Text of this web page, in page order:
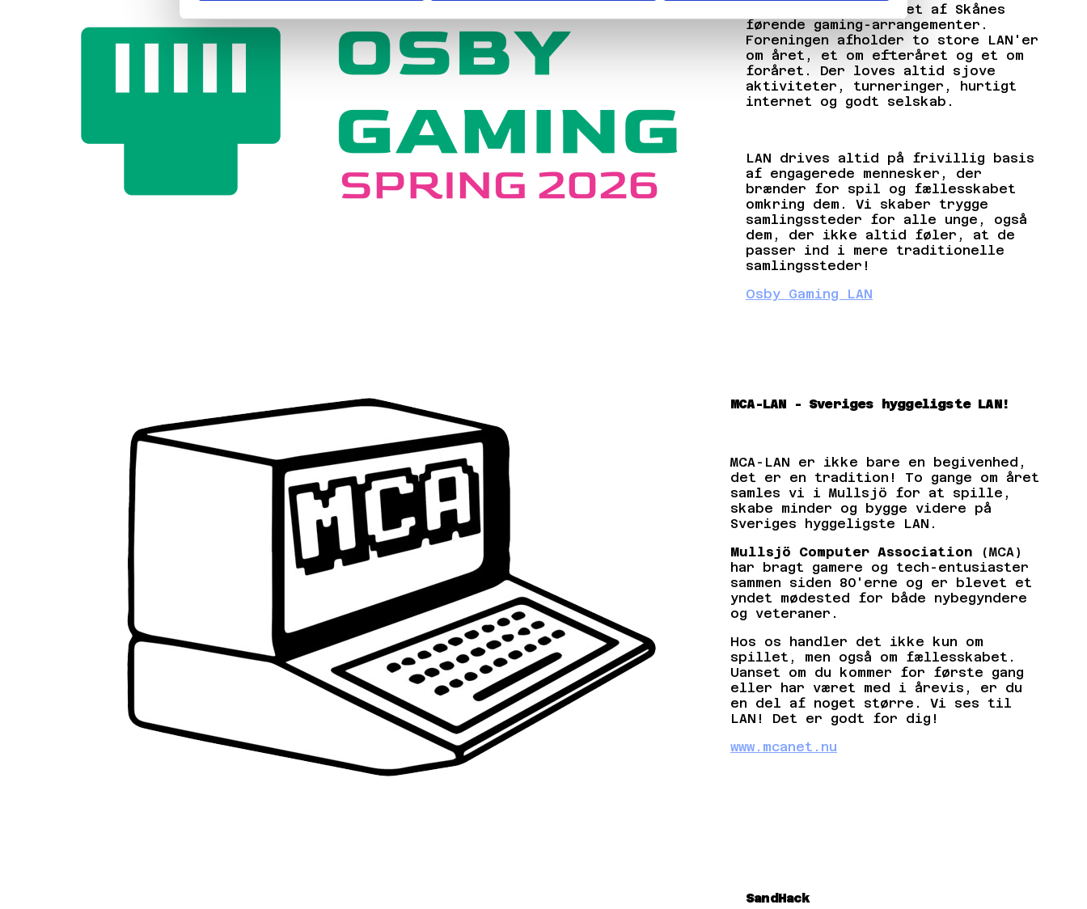
Osby Gaming LAN er et af Skånes
førende gaming-arrangementer.
Foreningen afholder to store LAN'er
om året, et om efteråret og et om
foråret. Der loves altid sjove
aktiviteter, turneringer, hurtigt
internet og godt selskab.
LAN drives altid på frivillig basis
af engagerede mennesker, der
brænder for spil og fællesskabet
omkring dem. Vi skaber trygge
samlingssteder for alle unge, også
dem, der ikke altid føler, at de
passer ind i mere traditionelle
samlingssteder!
Osby Gaming LAN
MCA-LAN - Sveriges hyggeligste LAN!
MCA-LAN er ikke bare en begivenhed,
det er en tradition! To gange om året
samles vi i Mullsjö for at spille,
skabe minder og bygge videre på
Sveriges hyggeligste LAN.
Mullsjö Computer Association (MCA)
har bragt gamere og tech-entusiaster
sammen siden 80'erne og er blevet et
yndet mødested for både nybegyndere
og veteraner.
Hos os handler det ikke kun om
spillet, men også om fællesskabet.
Uanset om du kommer for første gang
eller har været med i årevis, er du
en del af noget større. Vi ses til
LAN! Det er godt for dig!
www.mcanet.nu
SandHack